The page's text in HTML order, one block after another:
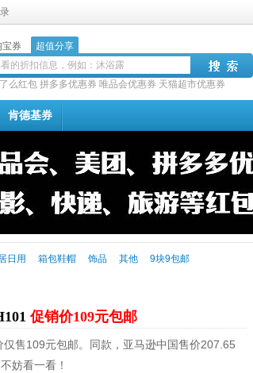
宝券 超值分享
么红包 拼多多优惠券 唯品会优惠券 天猫超市优惠券
肯德基券
日用 箱包鞋帽 饰品 其他 9块9包邮
促销价109元包邮
售109元包邮。同款，亚马逊中国售价207.65
妨看一看！